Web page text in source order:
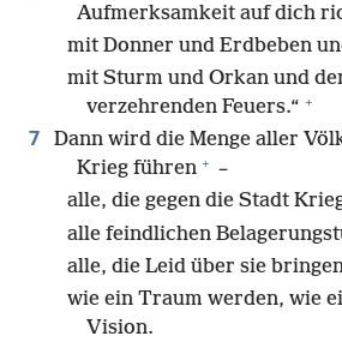
Aufmerksamkeit auf dich
mit Donner und Erdbeben
mit Sturm und Orkan und
verzehrenden Feuers.“ +
7
Dann wird die Menge aller
Krieg führen + –
alle, die gegen die Stadt
alle feindlichen
alle, die Leid über sie
wie ein Traum werden, wie
Vision.